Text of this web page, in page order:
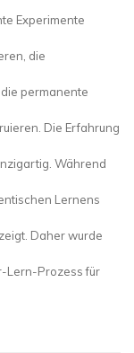
Experimente
die
permanente
Die Erfahrung
Während
Lernens
Daher wurde
Lern-Prozess für